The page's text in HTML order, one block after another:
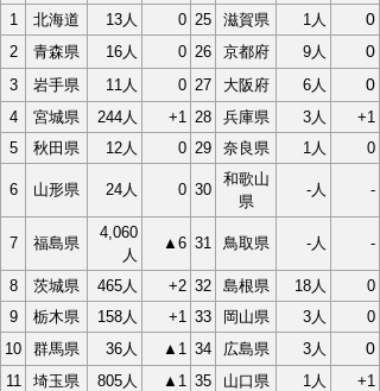
1
北海道 13人 0 25 滋賀県 1人 0
2 青森県 16人 0 26 京都府 9人 0
3 岩手県 11人 0 27 大阪府 6人 0
4 宮城県 244人 +1 28 兵庫県 3人
+1
5
秋田県 12人 0 29 奈良県 1人 0
6 山形県 24人 0 30
和歌山
県
-人 -
7 福島県
4,060
人
▲6 31 鳥取県 -人 -
8 茨城県 465人 +2 32 島根県 18人
0
9
栃木県 158人 +1 33 岡山県 3人
0
10
群馬県 36人 ▲1 34 広島県 3人 0
11 埼玉県 805人 ▲1 35 山口県 1人
+1